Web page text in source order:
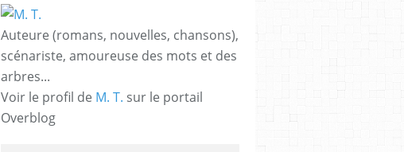
Auteure (romans, nouvelles, chansons),
scénariste, amoureuse des mots et des
arbres...
Voir le profil de M. T. sur le portail
Overblog